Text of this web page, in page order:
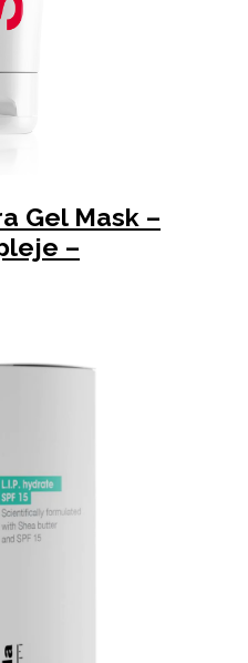
Gel Mask –
–